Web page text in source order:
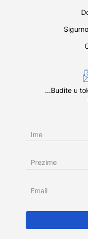
...Budite u
Ime
Prezime
Email